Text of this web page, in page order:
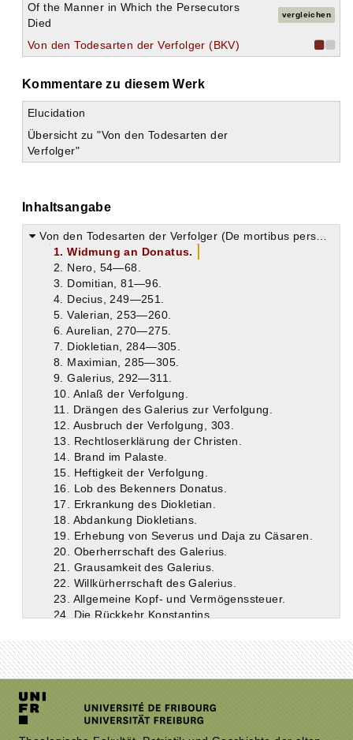
Of the Manner in Which the Persecutors
Died
vergleichen
Von den Todesarten der Verfolger (BKV)
Kommentare zu diesem Werk
Elucidation
Übersicht zu "Von den Todesarten der
Verfolger"
Inhaltsangabe
Von den Todesarten der Verfolger (De mortibus persecutorum)
1. Widmung an Donatus.
2. Nero, 54—68.
3. Domitian, 81—96.
4. Decius, 249—251.
5. Valerian, 253—260.
6. Aurelian, 270—275.
7. Diokletian, 284—305.
8. Maximian, 285—305.
9. Galerius, 292—311.
10. Anlaß der Verfolgung.
11. Drängen des Galerius zur Verfolgung.
12. Ausbruch der Verfolgung, 303.
13. Rechtloserklärung der Christen.
14. Brand im Palaste.
15. Heftigkeit der Verfolgung.
16. Lob des Bekenners Donatus.
17. Erkrankung des Diokletian.
18. Abdankung Diokletians.
19. Erhebung von Severus und Daja zu Cäsaren.
20. Oberherrschaft des Galerius.
21. Grausamkeit des Galerius.
22. Willkürherrschaft des Galerius.
23. Allgemeine Kopf- und Vermögenssteuer.
24. Die Rückkehr Konstantins.
26. Erhebung des Maxentius zum Kaiser.
27. Zug des Galerius gegen Rom.
28. Vertreibung Maximians aus Rom.
30. Tod Maximians, 310.